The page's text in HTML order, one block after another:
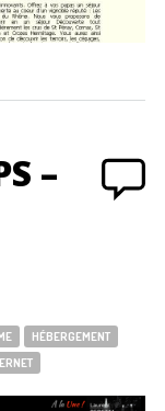
–
HÉBERGEMENT